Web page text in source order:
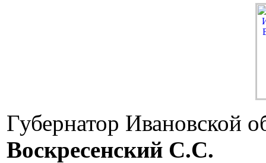
Губернатор Ивановской
Воскресенский C.C.